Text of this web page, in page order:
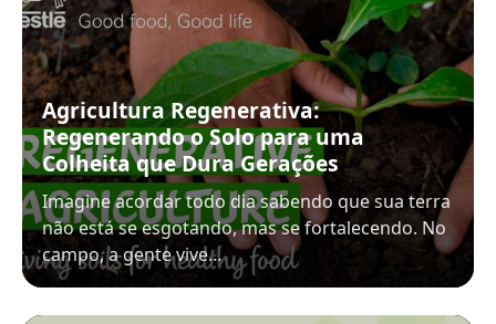
Agricultura Regenerativa:
Regenerando o Solo para uma
Colheita que Dura Gerações
Imagine acordar todo dia sabendo que sua terra
não está se esgotando, mas se fortalecendo. No
campo, a gente vive…